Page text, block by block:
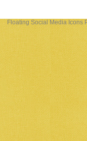
Floating Social Media Icons